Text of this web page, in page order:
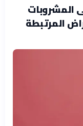
المشروبات
المرتبطة